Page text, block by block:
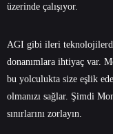
üzerinde çalışıyor.
AGI gibi ileri
donanımlara ihtiyaç var.
bu yolculukta size eşlik
olmanızı sağlar. Şimdi
sınırlarını zorlayın.